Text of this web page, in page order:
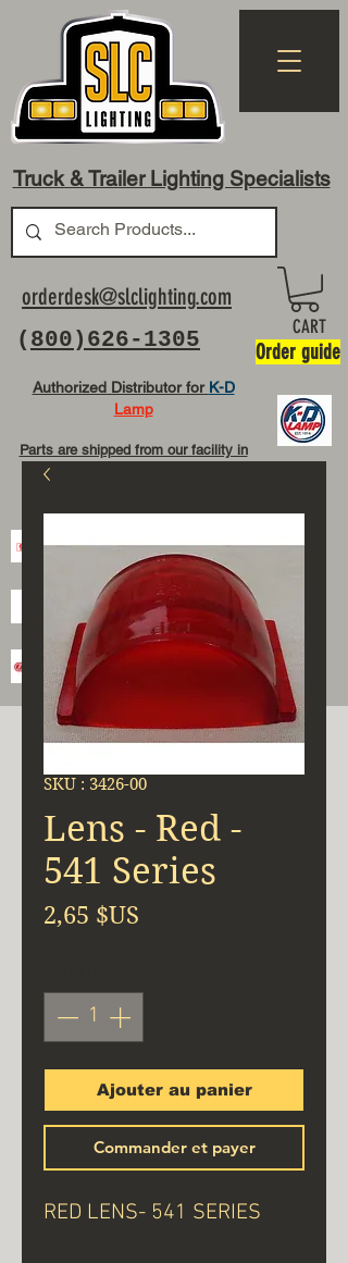
Truck & Trailer Lighting Specialists
( 800)626-1305
orderdesk@slclighting.com
Authorized Distributor for K-D
Lamp
Parts are shipped from our facility in
CART
Order guide
SKU : 3426-00
Lens - Red -
541 Series
2,65 $US
Ajouter au panier
Commander et payer
RED LENS- 541 SERIES